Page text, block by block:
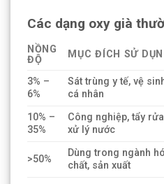
Các dạng oxy già
NỒNG
ĐỘ
MỤC ĐÍCH SỬ
3% –
6%
Sát trùng y tế, vệ
cá nhân
10% –
35%
Công nghiệp, tẩy
xử lý nước
>50%
Dùng trong ngành
chất, sản xuất